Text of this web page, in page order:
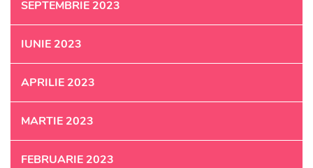
SEPTEMBRIE 2023
IUNIE 2023
APRILIE 2023
MARTIE 2023
FEBRUARIE 2023